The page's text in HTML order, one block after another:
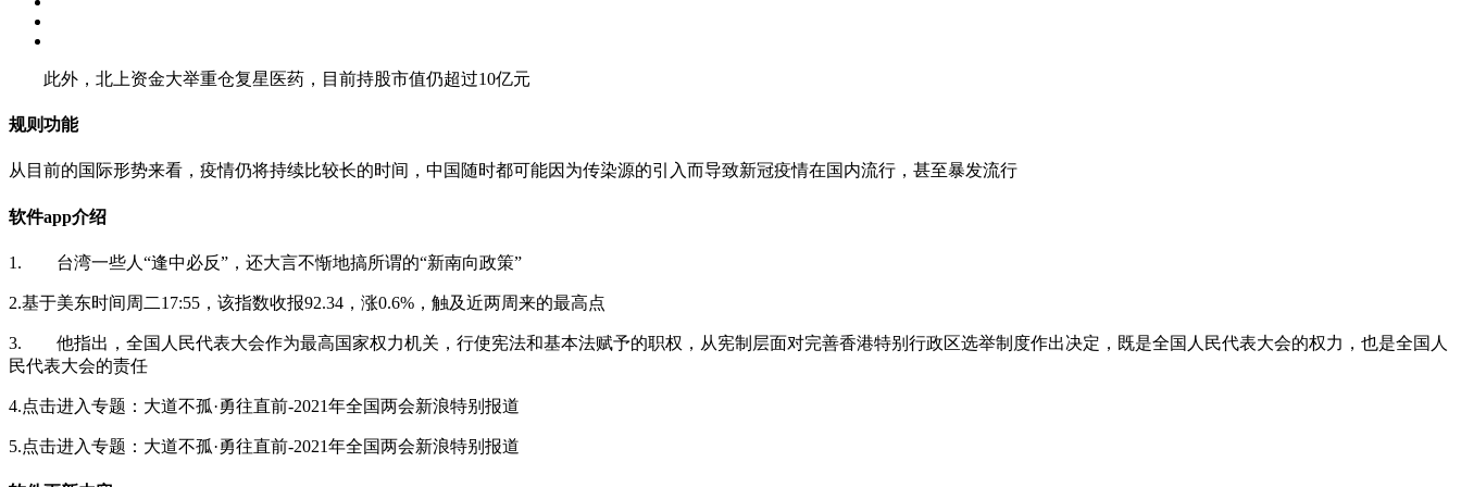
此外，北上资金大举重仓复星医药，目前持股市值仍超过10亿元
规则功能
从目前的国际形势来看，疫情仍将持续比较长的时间，中国随时都可能因为传染源的引入而导致新冠疫情在国内流行，甚至暴发流行
软件app介绍
1. 台湾一些人“逢中必反”，还大言不惭地搞所谓的“新南向政策”
2.基于美东时间周二17:55，该指数收报92.34，涨0.6%，触及近两周来的最高点
3. 他指出，全国人民代表大会作为最高国家权力机关，行使宪法和基本法赋予的职权，从宪制层面对完善香港特别行政区选举制度作出决定，既是全国人民代表大会的权力，也是全国人
民代表大会的责任
4.点击进入专题：大道不孤·勇往直前-2021年全国两会新浪特别报道
5.点击进入专题：大道不孤·勇往直前-2021年全国两会新浪特别报道